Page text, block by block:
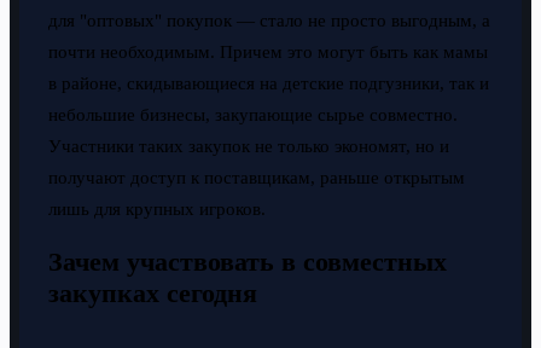
для "оптовых" покупок — стало не просто выгодным, а
почти необходимым. Причем это могут быть как мамы
в районе, скидывающиеся на детские подгузники, так и
небольшие бизнесы, закупающие сырье совместно.
Участники таких закупок не только экономят, но и
получают доступ к поставщикам, раньше открытым
лишь для крупных игроков.
Зачем участвовать в совместных
закупках сегодня